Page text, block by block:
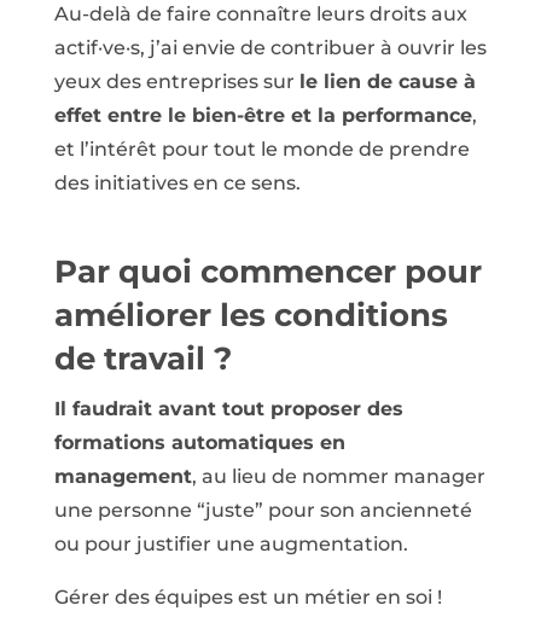
Au-delà de faire connaître leurs droits aux
actif·ve·s, j’ai envie de contribuer à ouvrir les
yeux des entreprises sur le lien de cause à
effet entre le bien-être et la performance,
et l’intérêt pour tout le monde de prendre
des initiatives en ce sens.
Par quoi commencer pour
améliorer les conditions
de travail ?
Il faudrait avant tout proposer des
formations automatiques en
management, au lieu de nommer manager
une personne “juste” pour son ancienneté
ou pour justifier une augmentation.
Gérer des équipes est un métier en soi !